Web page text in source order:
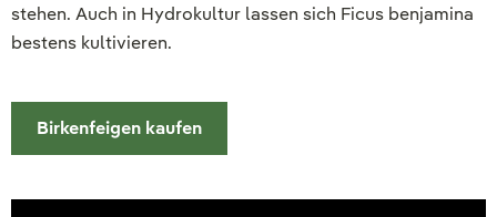
stehen. Auch in Hydrokultur lassen sich Ficus benjamina
bestens kultivieren.
Birkenfeigen kaufen